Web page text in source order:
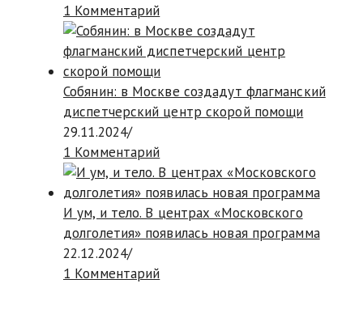
1 Комментарий
Собянин: в Москве создадут флагманский
диспетчерский центр скорой помощи
29.11.2024/
1 Комментарий
И ум, и тело. В центрах «Московского
долголетия» появилась новая программа
22.12.2024/
1 Комментарий